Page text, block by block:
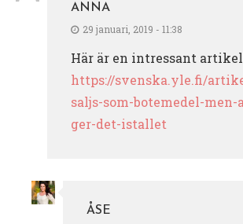
ANNA
29 januari, 2019 - 11:38
Här är en intressant artikel
https://svenska.yle.fi/
saljs-som-botemedel-
ger-det-istallet
ÅSE